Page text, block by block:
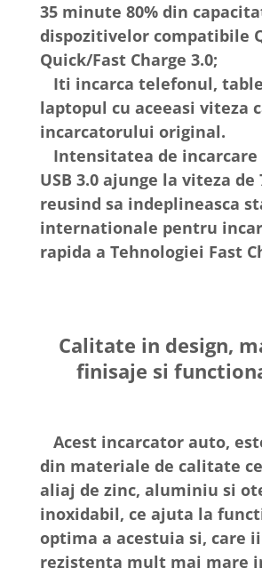
35 minute 80% din
dispozitivelor compatibile
Quick/Fast Charge 3.0;
Iti incarca telefonul,
laptopul cu aceeasi viteza
incarcatorului original.
Intensitatea de
USB 3.0 ajunge la viteza de
reusind sa indeplineasca
internationale pentru
rapida a Tehnologiei Fast
Calitate in design,
finisaje si
Acest incarcator auto,
din materiale de calitate
aliaj de zinc, aluminiu si
inoxidabil, ce ajuta la
optima a acestuia si, care
rezistenta mult mai mare